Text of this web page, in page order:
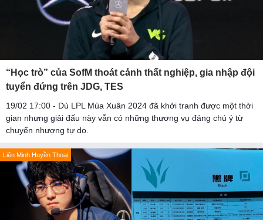
“Học trò” của SofM thoát cảnh thất nghiệp, gia nhập đội
tuyển đứng trên JDG, TES
19/02 17:00 - Dù LPL Mùa Xuân 2024 đã khởi tranh được một thời
gian nhưng giải đấu này vẫn có những thương vụ đáng chú ý từ
chuyển nhượng tự do.
Liên Minh Huyền Thoại